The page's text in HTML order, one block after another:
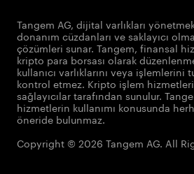
Tangem AG, dijital varlıkları
donanım cüzdanları ve saklayıcı
çözümleri sunar. Tangem, finansal
kripto para borsası olarak
kullanıcı varlıklarını veya işlemlerini
kontrol etmez. Kripto işlem
sağlayıcılar tarafından sunulur.
hizmetlerin kullanımı konusunda
öneride bulunmaz.